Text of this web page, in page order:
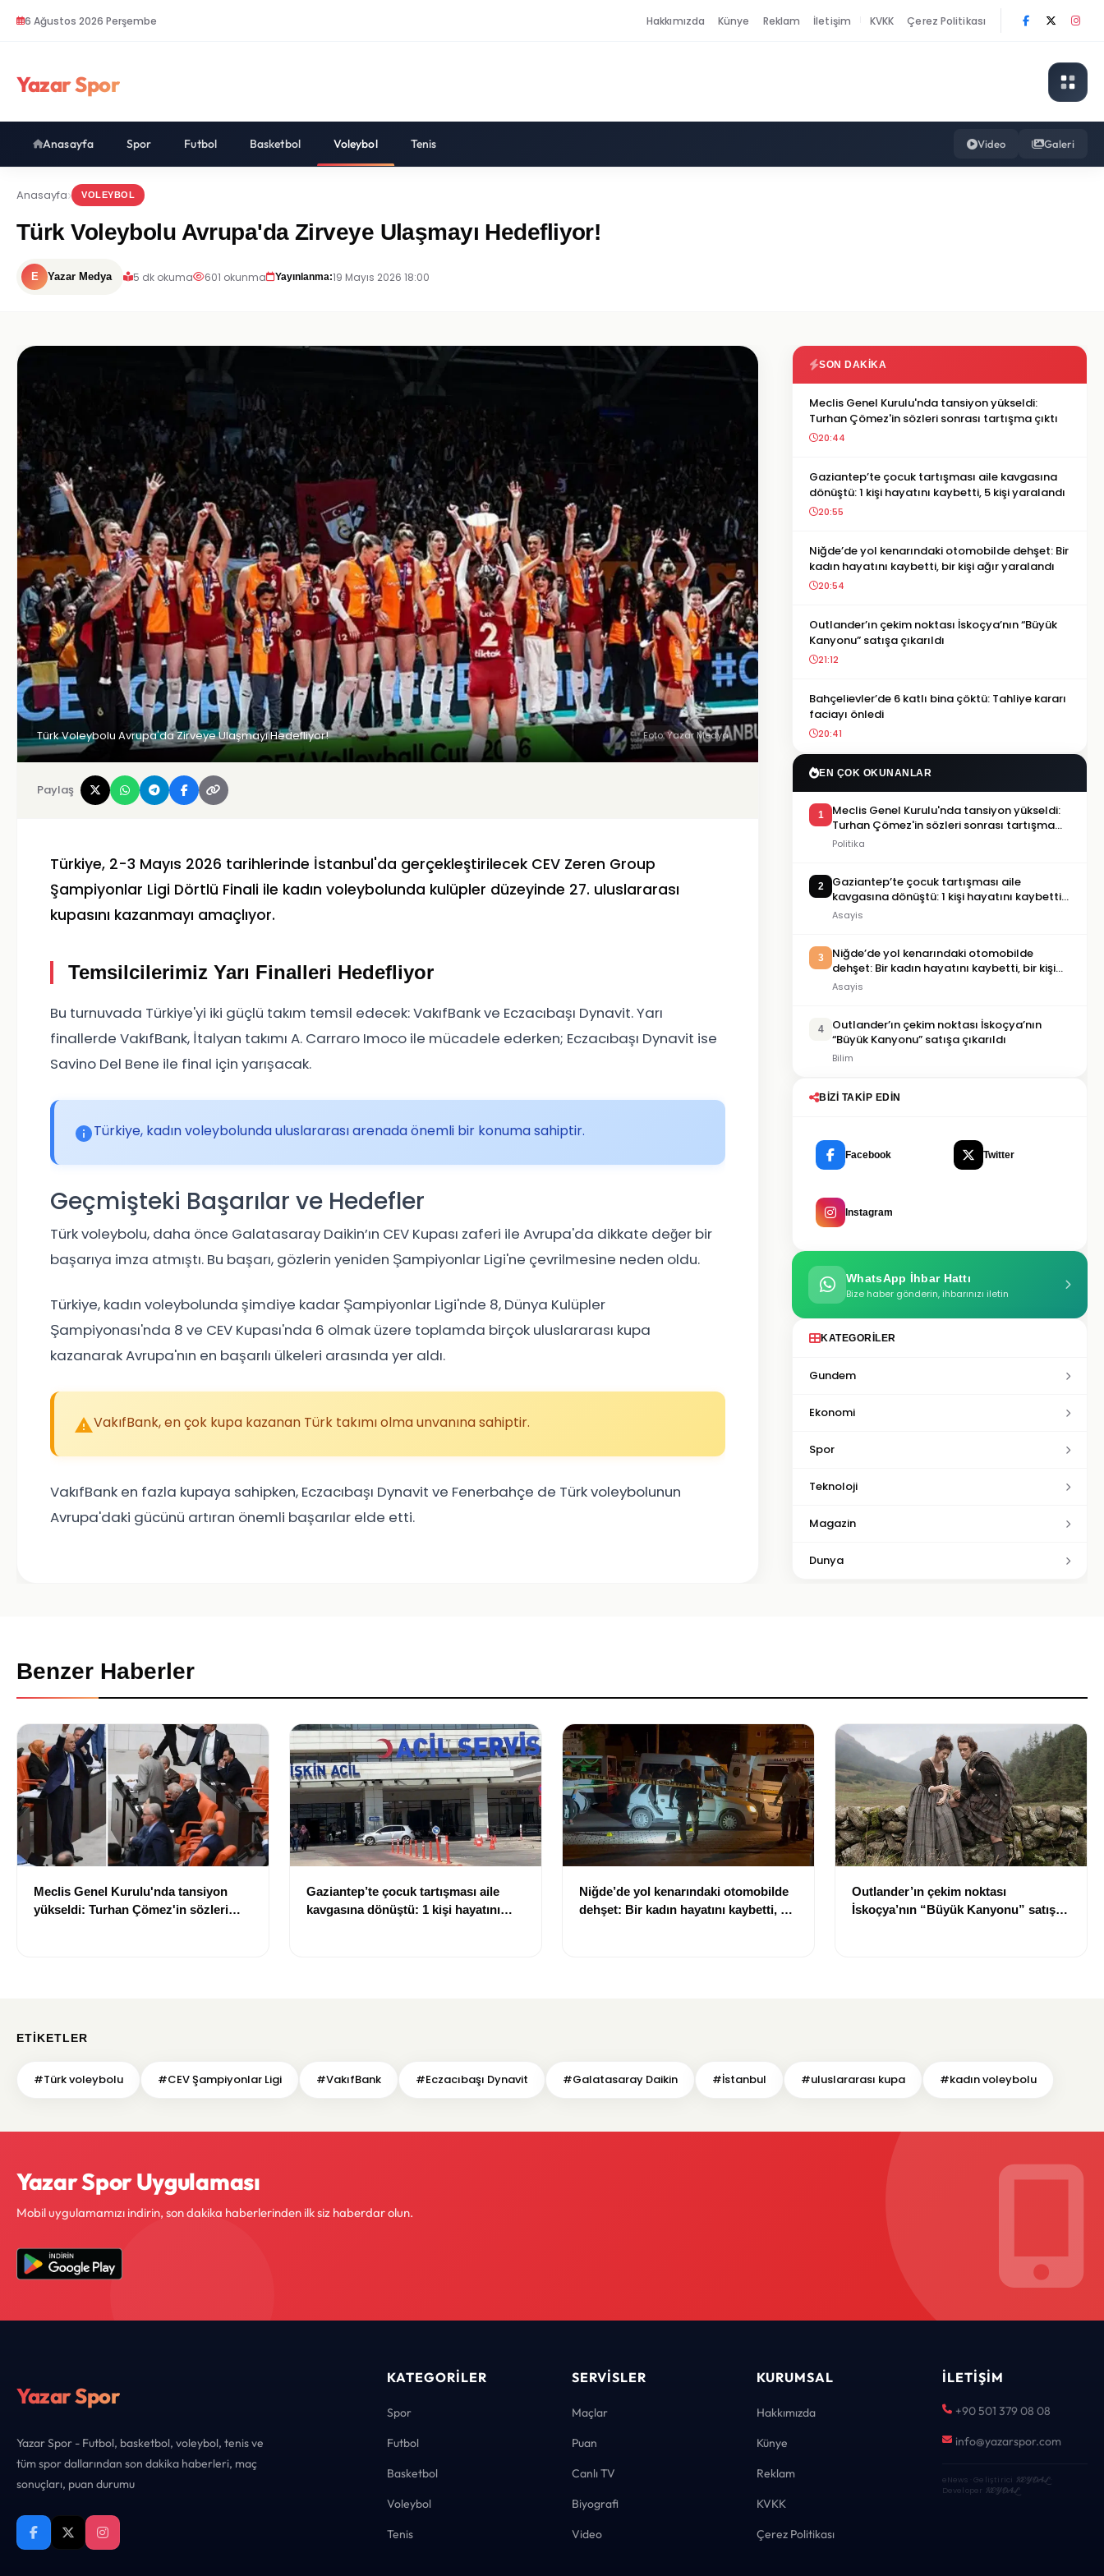
6 Ağustos 2026 Perşembe Hakkımızda Künye Reklam İletişim KVKK Çerez Politikası
Yazar Spor
Anasayfa Spor Futbol Basketbol Voleybol Tenis Video Galeri
Anasayfa VOLEYBOL
Türk Voleybolu Avrupa'da Zirveye Ulaşmayı Hedefliyor!
E Yazar Medya 5 dk okuma 601 okunma Yayınlanma:19 Mayıs 2026 18:00
Türk Voleybolu Avrupa'da Zirveye Ulaşmayı Hedefliyor! Foto: Yazar Medya
Paylaş
Türkiye, 2-3 Mayıs 2026 tarihlerinde İstanbul'da gerçekleştirilecek CEV Zeren Group
Şampiyonlar Ligi Dörtlü Finali ile kadın voleybolunda kulüpler düzeyinde 27. uluslararası
kupasını kazanmayı amaçlıyor.
Temsilcilerimiz Yarı Finalleri Hedefliyor
Bu turnuvada Türkiye'yi iki güçlü takım temsil edecek:VakıfBankve Eczacıbaşı Dynavit. Yarı
finallerde VakıfBank, İtalyan takımı A. Carraro Imoco ile mücadele ederken; Eczacıbaşı Dynavit ise
Savino Del Bene ile final için yarışacak.
Türkiye, kadın voleybolunda uluslararası arenada önemli bir konuma sahiptir.
Geçmişteki Başarılar ve Hedefler
Türk voleybolu, daha önce Galatasaray Daikin’ın CEV Kupası zaferi ile Avrupa'da dikkate değer bir
başarıya imza atmıştı. Bu başarı, gözlerin yeniden Şampiyonlar Ligi'ne çevrilmesine neden oldu.
Türkiye, kadın voleybolunda şimdiye kadar Şampiyonlar Ligi'nde 8, Dünya Kulüpler
Şampiyonası'nda 8 ve CEV Kupası'nda 6 olmak üzere toplamda birçok uluslararası kupa
kazanarak Avrupa'nın en başarılı ülkeleri arasında yer aldı.
VakıfBank, en çok kupa kazanan Türk takımı olma unvanına sahiptir.
VakıfBank en fazla kupaya sahipken, Eczacıbaşı Dynavit ve Fenerbahçe de Türk voleybolunun
Avrupa'daki gücünü artıran önemli başarılar elde etti.
SON DAKIKA
Meclis Genel Kurulu'nda tansiyon yükseldi:
Turhan Çömez'in sözleri sonrası tartışma çıktı
20:44
Gaziantep’te çocuk tartışması aile kavgasına
dönüştü: 1 kişi hayatını kaybetti, 5 kişi yaralandı
20:55
Niğde’de yol kenarındaki otomobilde dehşet: Bir
kadın hayatını kaybetti, bir kişi ağır yaralandı
20:54
Outlander’ın çekim noktası İskoçya’nın “Büyük
Kanyonu” satışa çıkarıldı
21:12
Bahçelievler’de 6 katlı bina çöktü: Tahliye kararı
faciayı önledi
20:41
EN ÇOK OKUNANLAR
1
Meclis Genel Kurulu'nda tansiyon yükseldi:
Turhan Çömez'in sözleri sonrası tartışma
çıktı
Politika
2
Gaziantep’te çocuk tartışması aile
kavgasına dönüştü: 1 kişi hayatını kaybetti,
5 kişi yaralandı
Asayis
3
Niğde’de yol kenarındaki otomobilde
dehşet: Bir kadın hayatını kaybetti, bir kişi
ağır yaralandı
Asayis
4
Outlander’ın çekim noktası İskoçya’nın
“Büyük Kanyonu” satışa çıkarıldı
Bilim
BIZI TAKIP EDIN
Facebook Twitter
Instagram
WhatsApp İhbar Hattı
Bize haber gönderin, ihbarınızı iletin
KATEGORILER
Gundem
Ekonomi
Spor
Teknoloji
Magazin
Dunya
Benzer Haberler
Meclis Genel Kurulu'nda tansiyon
yükseldi: Turhan Çömez'in sözleri
Gaziantep’te çocuk tartışması aile
kavgasına dönüştü: 1 kişi hayatını
Niğde’de yol kenarındaki otomobilde
dehşet: Bir kadın hayatını kaybetti, bir
Outlander’ın çekim noktası
İskoçya’nın “Büyük Kanyonu” satışa
ETIKETLER
#Türk voleybolu #CEV Şampiyonlar Ligi #VakıfBank #Eczacıbaşı Dynavit #Galatasaray Daikin #İstanbul #uluslararası kupa #kadın voleybolu
Yazar Spor Uygulaması
Mobil uygulamamızı indirin, son dakika haberlerinden ilk siz haberdar olun.
Yazar Spor
Yazar Spor - Futbol, basketbol, voleybol, tenis ve
tüm spor dallarından son dakika haberleri, maç
sonuçları, puan durumu
KATEGORILER
Spor
Futbol
Basketbol
Voleybol
Tenis
SERVISLER
Maçlar
Puan
Canlı TV
Biyografi
Video
KURUMSAL
Hakkımızda
Künye
Reklam
KVKK
Çerez Politikası
İLETIŞIM
+90 501 379 08 08
info@yazarspor.com
eNews · Geliştirici KEYDAL·
Developer KEYDAL